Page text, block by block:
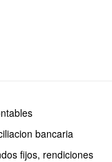
bancaria
fijos, rendiciones
cantidades,